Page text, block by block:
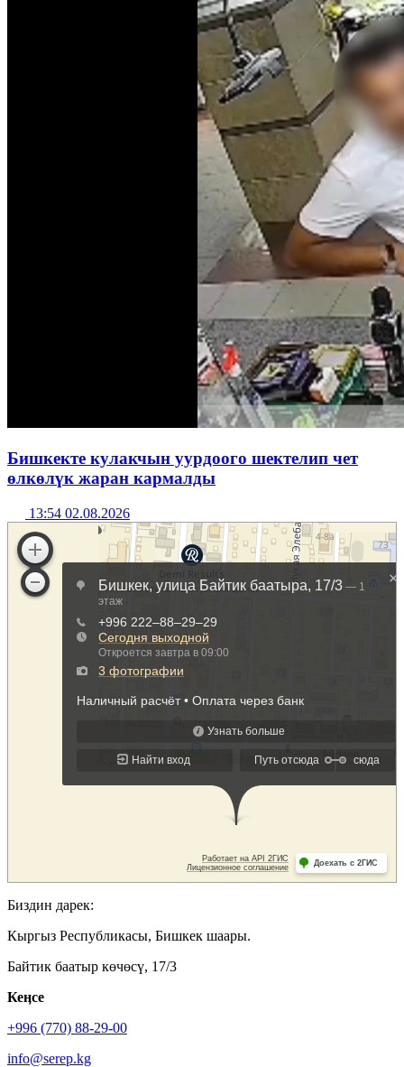
Бишкекте кулакчын уурдоого шектелип чет
өлкөлүк жаран кармалды
13:54 02.08.2026
Биздин дарек:
Кыргыз Республикасы, Бишкек шаары.
Байтик баатыр көчөсү, 17/3
Кеӊсе
+996 (770) 88-29-00
info@serep.kg